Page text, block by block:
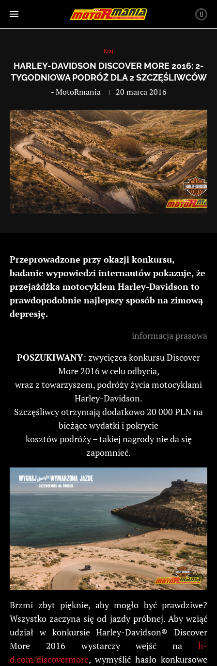
Kraj
HARLEY-DAVIDSON DISCOVER MORE 2016: 2-
TYGODNIOWA PODRÓŻ DLA 2 SZCZĘŚLIWCÓW
-MotoRmania 20 marca 2016
Przeprowadzone przy okazji konkursu,
badanie wypowiedzi internautów pokazuje, że
przejażdżka motocyklem Harley-Davidson to
prawdopodobnie najlepszy sposób na zimową
depresję.
informacja prasowa
POSZUKIWANY: zwycięzca konkursu Discover
More 2016 w celu odbycia,
wraz z towarzyszem, podróży życia motocyklami
Harley-Davidson.
Szczęśliwcy otrzymają dodatkowo 20 000 PLN na
bieżące wydatki i pokrycie
kosztów podróży – takiej nagrody nie da się
zapomnieć.
Brzmi zbyt pięknie, aby mogło być prawdziwe?
Wszystko zaczyna się od jazdy próbnej. Aby wziąć
udział w konkursie Harley-Davidson® Discover
More 2016 wystarczy wejść na h-
d.com/discovermore, wymyślić hasło konkursowe